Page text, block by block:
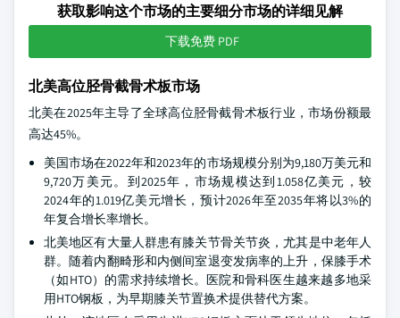
获取影响这个市场的主要细分市场的详细见解
下载免费 PDF
北美高位胫骨截骨术板市场
北美在2025年主导了全球高位胫骨截骨术板行业，市场份额最
高达45%。
美国市场在2022年和2023年的市场规模分别为9,180万美元和
9,720万美元。到2025年，市场规模达到1.058亿美元，较
2024年的1.019亿美元增长，预计2026年至2035年将以3%的
年复合增长率增长。
北美地区有大量人群患有膝关节骨关节炎，尤其是中老年人
群。随着内翻畸形和内侧间室退变发病率的上升，保膝手术
（如HTO）的需求持续增长。医院和骨科医生越来越多地采
用HTO钢板，为早期膝关节置换术提供替代方案。